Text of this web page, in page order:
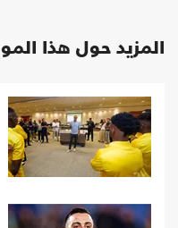
المزيد حول هذا